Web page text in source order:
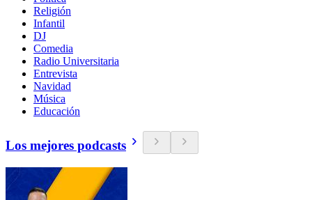
Religión
Infantil
DJ
Comedia
Radio Universitaria
Entrevista
Navidad
Música
Educación
Los mejores podcasts